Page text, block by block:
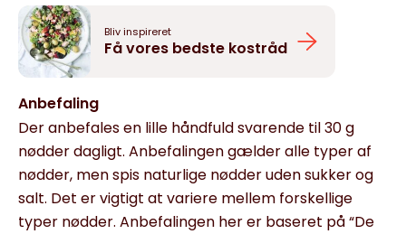
Bliv inspireret
Få vores bedste kostråd
Anbefaling
Der anbefales en lille håndfuld svarende til 30 g
nødder dagligt. Anbefalingen gælder alle typer af
nødder, men spis naturlige nødder uden sukker og
salt. Det er vigtigt at variere mellem forskellige
typer nødder. Anbefalingen her er baseret på “De